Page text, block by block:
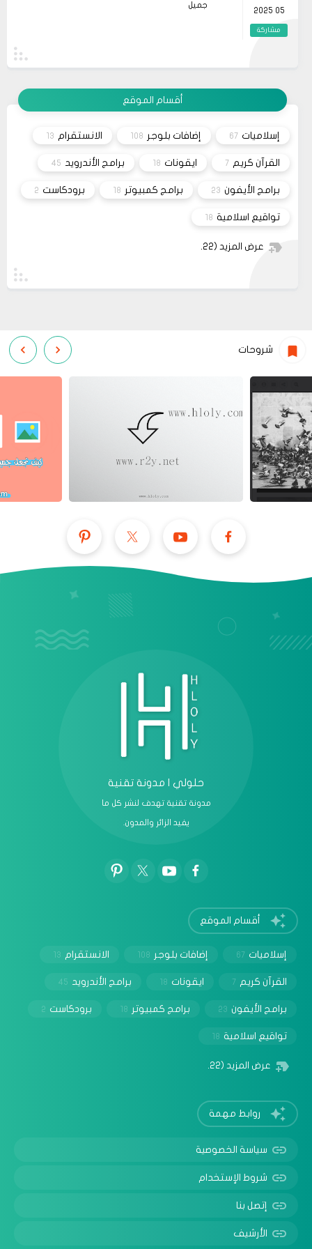
katkı sağlar hem de farklı bakış açıları
05 2025
مشاركة
جميل
مشاركة
ليس هناك أي موقع لشراء القالب مثل خمسات أو
كفيل..، كما أنه ليس هناك مكان للتواصل عبر الفيسبوك
أقسام الموقع
إسلاميات 67 إضافات بلوجر 108 الانستقرام 13
القرآن كريم 7 ايقونات 18 برامج الأندرويد 45
برامج الأيفون 23 برامج كمبيوتر 18 برودكاست 2
تواقيع اسلامية 18
عرض المزيد (22)
شروحات
حلولي | مدونة تقنية
مدونة تقنية تهدف لنشر كل ما
يفيد الزائر والمدون.
أقسام الموقع
إسلاميات 67 إضافات بلوجر 108 الانستقرام 13
القرآن كريم 7 ايقونات 18 برامج الأندرويد 45
برامج الأيفون 23 برامج كمبيوتر 18 برودكاست 2
تواقيع اسلامية 18
عرض المزيد (22)
روابط مهمة
سياسة الخصوصية
شروط الإستخدام
إتصل بنا
الأرشيف